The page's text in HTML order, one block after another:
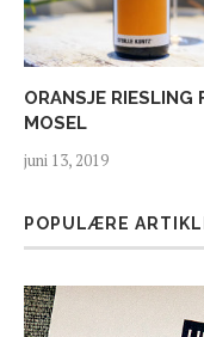
ORANSJE RIESLING
MOSEL
juni 13, 2019
POPULÆRE